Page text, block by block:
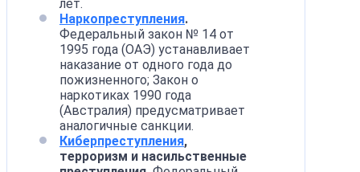
лет.
Наркопреступления.
Федеральный закон № 14 от
1995 года (ОАЭ) устанавливает
наказание от одного года до
пожизненного; Закон о
наркотиках 1990 года
(Австралия) предусматривает
аналогичные санкции.
Киберпреступления,
терроризм и насильственные